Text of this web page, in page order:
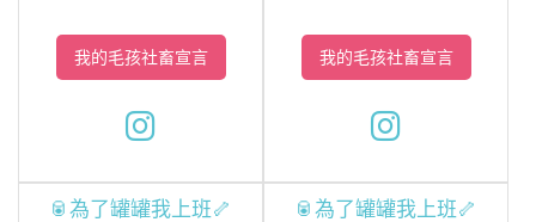
我的毛孩社畜宣言 我的毛孩社畜宣言
🥫為了罐罐我上班🦴 🥫為了罐罐我上班🦴